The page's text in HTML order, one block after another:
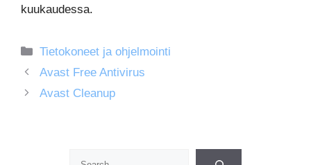
kuukaudessa.
Kategoriat
Tietokoneet ja ohjelmointi
Avast Free Antivirus
Avast Cleanup